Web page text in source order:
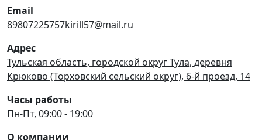
Email
89807225757kirill57@mail.ru
Адрес
Тульская область, городской округ Тула, деревня
Крюково (Торховский сельский округ), 6-й проезд, 14
Часы работы
Пн-Пт, 09:00 - 19:00
О компании